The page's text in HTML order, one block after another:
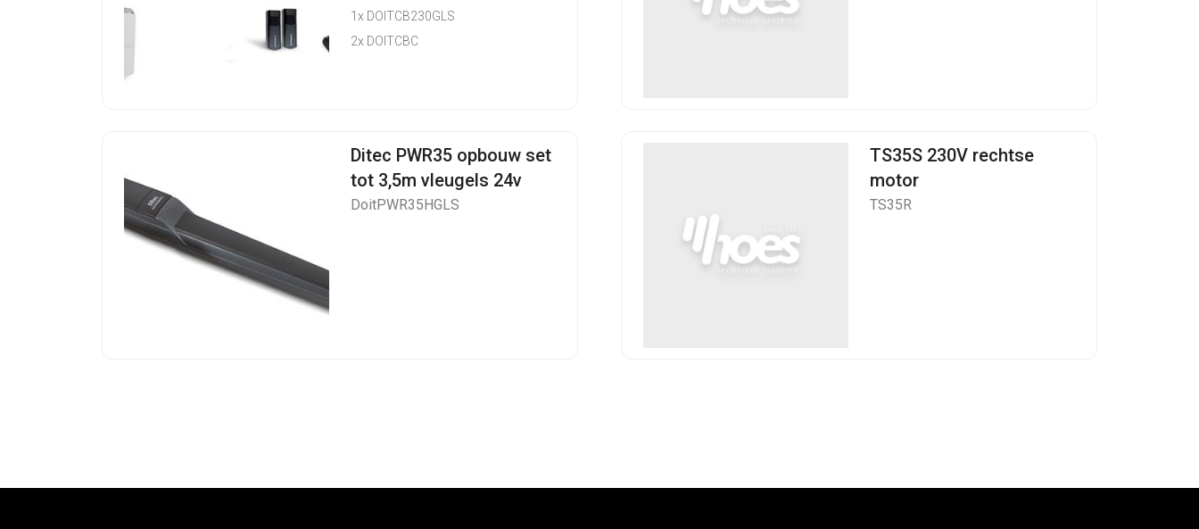
1x DOITCB230GLS
2x DOITCBC
Ditec PWR35 opbouw set
tot 3,5m vleugels 24v
DoitPWR35HGLS
TS35S 230V rechtse
motor
TS35R